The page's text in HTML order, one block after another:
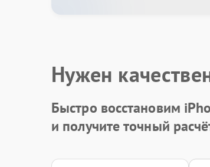
Нужен
Быстро восстановим
и получите точный